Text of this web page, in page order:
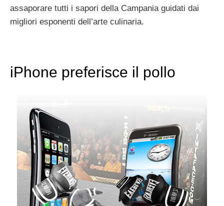
assaporare tutti i sapori della Campania guidati dai
migliori esponenti dell’arte culinaria.
iPhone preferisce il pollo